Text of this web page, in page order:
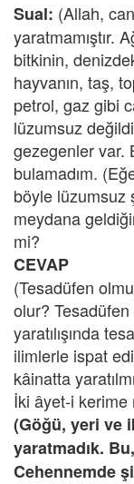
Sual: (Allah,
yaratmamıştır.
bitkinin,
hayvanın, taş,
petrol, gaz gibi
lüzumsuz
gezegenler var.
bulamadım.
böyle lüzumsuz
meydana
mi?
CEVAP
(Tesadüfen
olur?
yaratılışında
ilimlerle ispat
kâinatta
İki âyet-i
(Göğü, yeri ve
yaratmadık.
Cehennemde